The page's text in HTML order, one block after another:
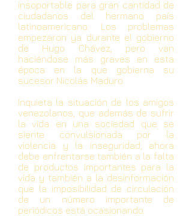
insoportable para gran cantidad de
ciudadanos del hermano país
latinoamericano. Los problemas
empezaron ya durante el gobierno
de Hugo Chávez, pero van
haciéndose más graves en esta
época en la que gobierna su
sucesor Nicolás Maduro.
Inquieta la situación de los amigos
venezolanos, que además de sufrir
la vida en una sociedad que se
siente convulsionada por la
violencia y la inseguridad, ahora
debe enfrentarse también a la falta
de productos importantes para la
vida y también a la desinformación
que la imposibilidad de circulación
de un número importante de
periódicos está ocasionando.